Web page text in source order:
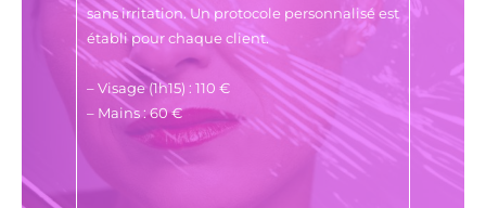
sans irritation. Un protocole personnalisé est
établi pour chaque client.
– Visage (1h15) : 110 €
– Mains : 60 €